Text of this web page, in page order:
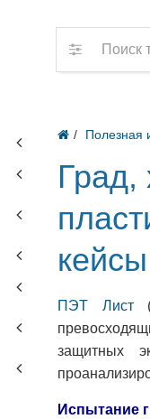
Полезная
Град,
кейсы
ПЭТ Лист
защитных
Испытание